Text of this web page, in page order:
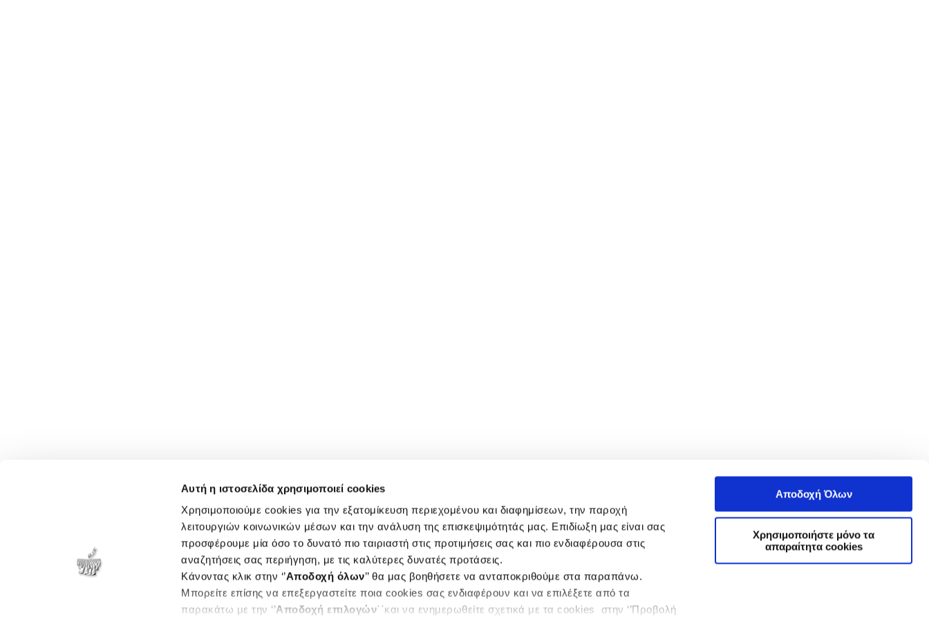
Αυτή η ιστοσελίδα χρησιμοποιεί cookies
Χρησιμοποιούμε cookies για την εξατομίκευση περιεχομένου και διαφημίσεων, την παροχή
λειτουργιών κοινωνικών μέσων και την ανάλυση της επισκεψιμότητάς μας. Επιδίωξη μας είναι σας
προσφέρουμε μία όσο το δυνατό πιο ταιριαστή στις προτιμήσεις σας και πιο ενδιαφέρουσα στις
αναζητήσεις σας περιήγηση, με τις καλύτερες δυνατές προτάσεις.
Κάνοντας κλικ στην ‘’Αποδοχή όλων’’ θα μας βοηθήσετε να ανταποκριθούμε στα παραπάνω.
Μπορείτε επίσης να επεξεργαστείτε ποια cookies σας ενδιαφέρουν και να επιλέξετε από τα
παρακάτω με την ‘’Αποδοχή επιλογών΄΄και να ενημερωθείτε σχετικά με τα cookies στην ‘’Προβολή
Αποδοχή Όλων
Χρησιμοποιήστε μόνο τα
απαραίτητα cookies